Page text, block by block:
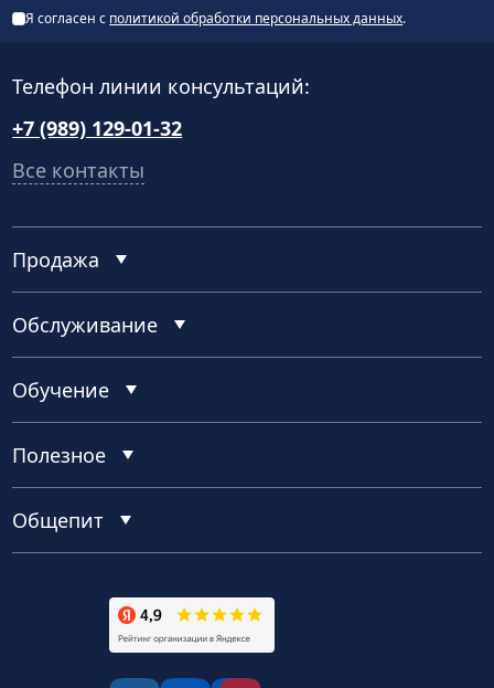
Я согласен с политикой обработки персональных данных.
Телефон линии консультаций:
+7 (989) 129-01-32
Все контакты
Продажа
Обслуживание
Обучение
Полезное
Общепит